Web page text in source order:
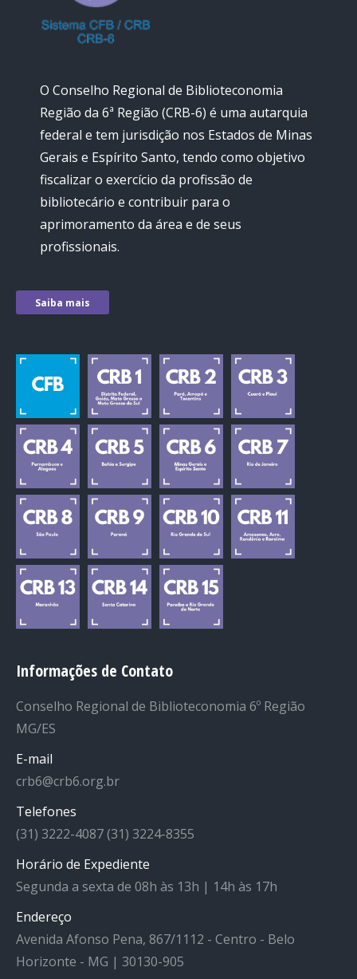
O Conselho Regional de Biblioteconomia
Região da 6ª Região (CRB-6) é uma autarquia
federal e tem jurisdição nos Estados de Minas
Gerais e Espírito Santo, tendo como objetivo
fiscalizar o exercício da profissão de
bibliotecário e contribuir para o
aprimoramento da área e de seus
profissionais.
Saiba mais
Informações de Contato
Conselho Regional de Biblioteconomia 6º Região
MG/ES
E-mail
crb6@crb6.org.br
Telefones
(31) 3222-4087 (31) 3224-8355
Horário de Expediente
Segunda a sexta de 08h às 13h | 14h às 17h
Endereço
Avenida Afonso Pena, 867/1112 - Centro - Belo
Horizonte - MG | 30130-905